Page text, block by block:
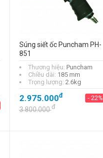
Súng siết ốc Puncham PH-
851
Thương hiệu: Puncham
Chiều dài: 185 mm
Trọng lượng: 2.6kg
2.975.000đ - 22%
3.800.000đ